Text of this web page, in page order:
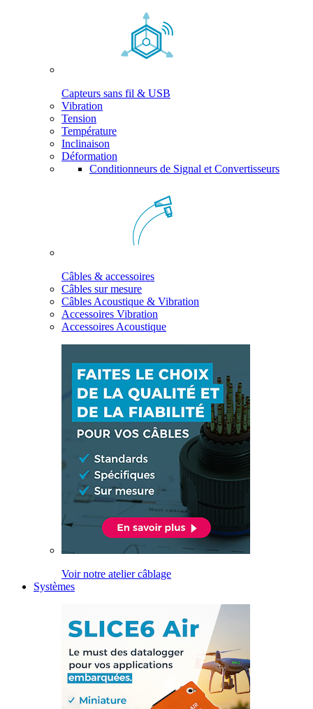
Capteurs sans fil & USB
Vibration
Tension
Température
Inclinaison
Déformation
Conditionneurs de Signal et Convertisseurs
Câbles & accessoires
Câbles sur mesure
Câbles Acoustique & Vibration
Accessoires Vibration
Accessoires Acoustique
Voir notre atelier câblage
Systèmes